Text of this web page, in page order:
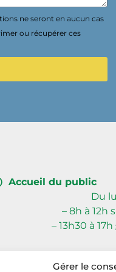
Gérer le
ne seront en aucun cas
ou récupérer ces
Accueil du public
Du
– 8h à 12h
– 13h30 à 17h
59,